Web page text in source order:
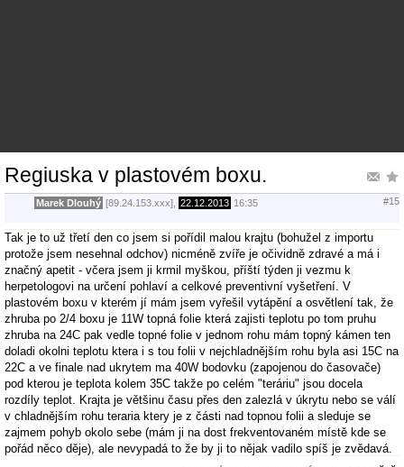
Regiuska v plastovém boxu.
Marek Dlouhý [89.24.153.xxx], 22.12.2013 16:35 #15
Tak je to už třetí den co jsem si pořídil malou krajtu (bohužel z importu
protože jsem nesehnal odchov) nicméně zvíře je očividně zdravé a má i
značný apetit - včera jsem ji krmil myškou, příští týden ji vezmu k
herpetologovi na určení pohlaví a celkové preventivní vyšetření. V
plastovém boxu v kterém jí mám jsem vyřešil vytápění a osvětlení tak, že
zhruba po 2/4 boxu je 11W topná folie která zajisti teplotu po tom pruhu
zhruba na 24C pak vedle topné folie v jednom rohu mám topný kámen ten
doladi okolni teplotu ktera i s tou folii v nejchladnějším rohu byla asi 15C na
22C a ve finale nad ukrytem ma 40W bodovku (zapojenou do časovače)
pod kterou je teplota kolem 35C takže po celém "teráriu" jsou docela
rozdíly teplot. Krajta je většinu času přes den zalezlá v úkrytu nebo se válí
v chladnějším rohu teraria ktery je z části nad topnou folii a sleduje se
zajmem pohyb okolo sebe (mám ji na dost frekventovaném místě kde se
pořád něco děje), ale nevypadá to že by ji to nějak vadilo spíš je zvědavá.